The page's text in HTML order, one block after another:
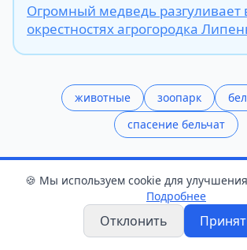
Огромный медведь разгуливает
окрестностях агрогородка
животные зоопарк
спасение бельчат
🍪 Мы используем cookie для
Подробнее
Отклонить